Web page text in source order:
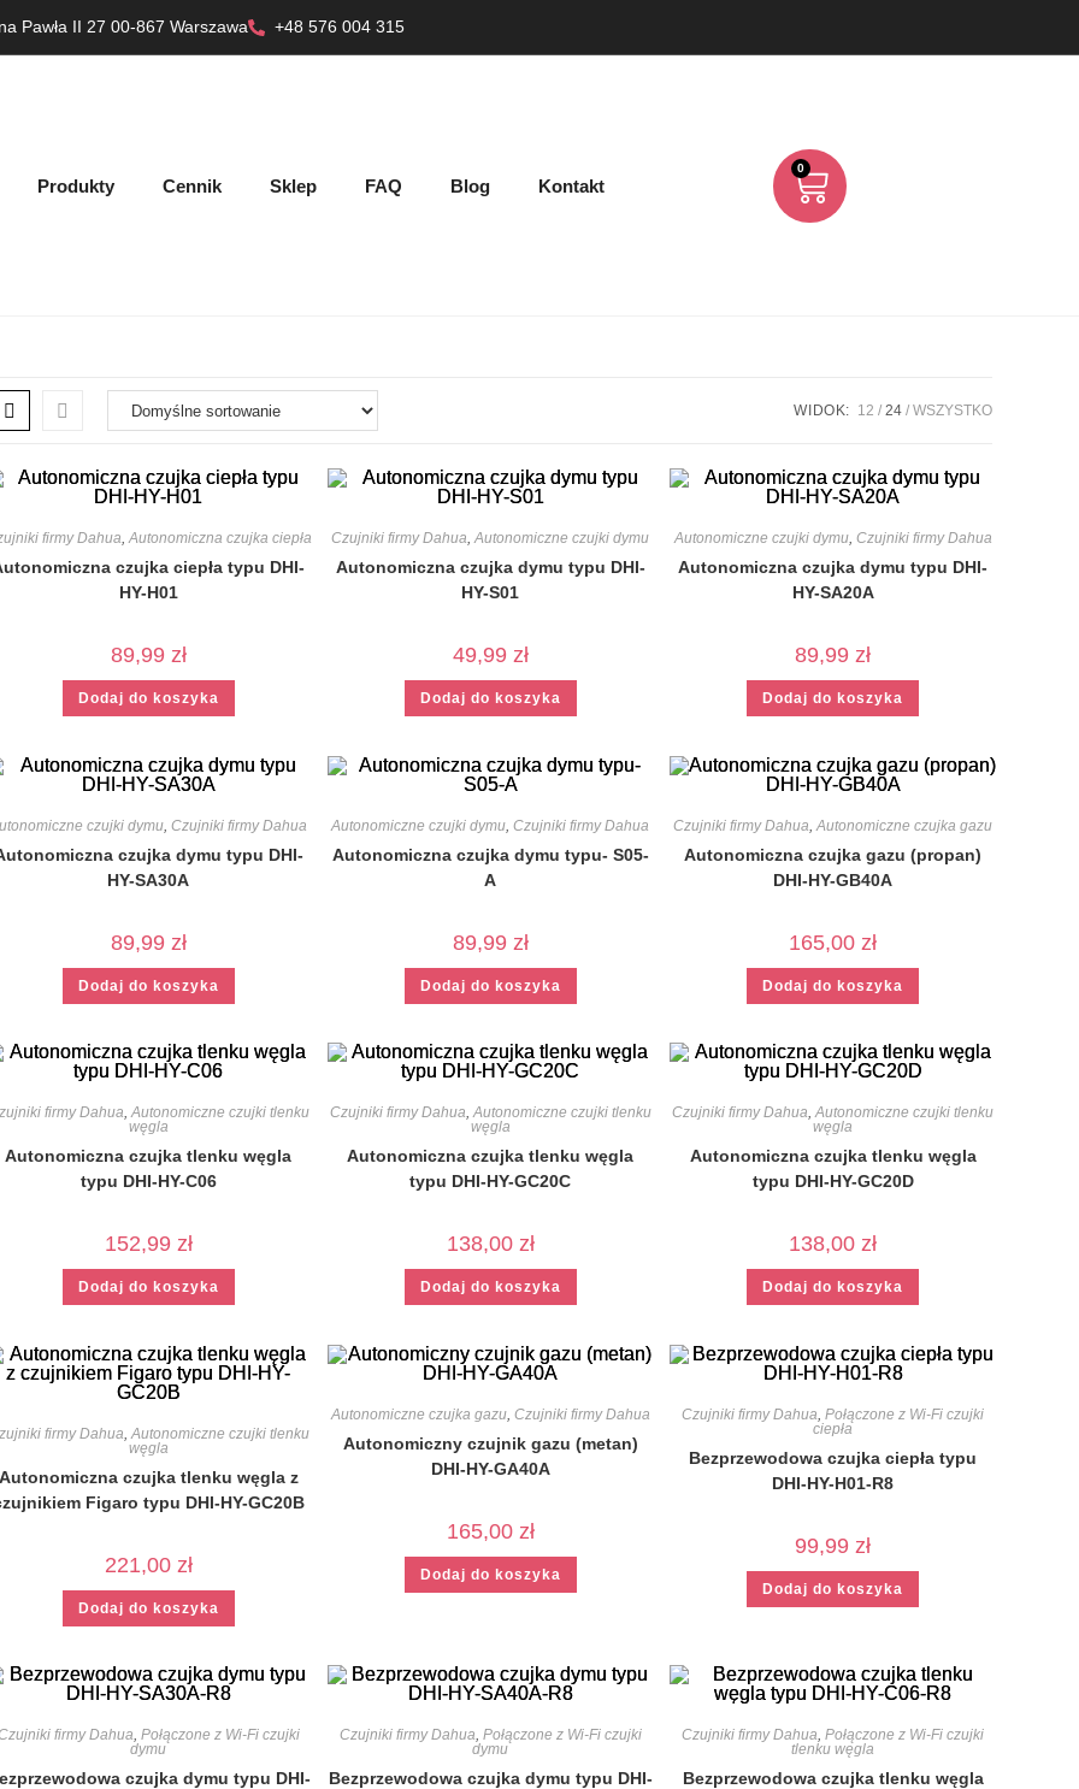
Pawła II 27 00-867 Warszawa +48 576 004 315
Produkty Cennik Sklep FAQ Blog Kontakt
0
WIDOK: 12 24 WSZYSTKO
firmy Dahua,Autonomiczna czujka ciepła
czujka ciepła typu DHI-
HY-H01
89,99 zł
Dodaj do koszyka
Czujniki firmy Dahua,Autonomiczne czujki dymu
Autonomiczna czujka dymu typu DHI-
HY-S01
49,99 zł
Dodaj do koszyka
Autonomiczne czujki dymu, Czujniki firmy Dahua
Autonomiczna czujka dymu typu DHI-
HY-SA20A
89,99zł
Dodaj do koszyka
czujki dymu ,Czujniki firmy Dahua
czujka dymu typu DHI-
HY-SA30A
89,99 zł
Dodaj do koszyka
Autonomiczne czujki dymu ,Czujniki firmy Dahua
Autonomiczna czujka dymu typu- S05-
A
89,99 zł
Dodaj do koszyka
Czujniki firmy Dahua ,Autonomiczne czujka gazu
Autonomiczna czujka gazu (propan)
DHI-HY-GB40A
165,00 zł
Dodaj do koszyka
firmy Dahua,Autonomiczne czujki tlenku
węgla
Autonomiczna czujka tlenku węgla
typu DHI-HY-C06
152,99 zł
Dodaj do koszyka
Czujniki firmy Dahua,Autonomiczne czujki tlenku
węgla
Autonomiczna czujka tlenku węgla
typu DHI-HY-GC20C
138,00 zł
Dodaj do koszyka
Czujniki firmy Dahua,Autonomiczne czujki tlenku
węgla
Autonomiczna czujka tlenku węgla
typu DHI-HY-GC20D
138,00zł
Dodaj do koszyka
firmy Dahua Autonomiczne czujki tlenku
węgla
Autonomiczna czujka tlenku węgla z
Figaro typu DHI-HY-GC20B
221,00 zł
Dodaj do koszyka
Autonomiczne czujka gazu, Czujniki firmy Dahua
Autonomiczny czujnik gazu (metan)
DHI-HY-GA40A
165,00 zł
Dodaj do koszyka
Czujniki firmy Dahua ,Połączone z Wi-Fi czujki
ciepła
Bezprzewodowa czujka ciepła typu
DHI-HY-H01-R8
99,99 zł
Dodaj do koszyka
firmy Dahua, Połączone z Wi-Fi czujki
dymu
czujka dymu typu DHI-
Czujniki firmy Dahua, Połączone z Wi-Fi czujki
dymu
Bezprzewodowa czujka dymu typu DHI-
Czujniki firmy Dahua,Połączone z Wi-Fi czujki
tlenku węgla
Bezprzewodowa czujka tlenku węgla